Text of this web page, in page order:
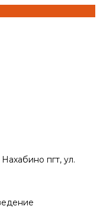
пгт, ул.